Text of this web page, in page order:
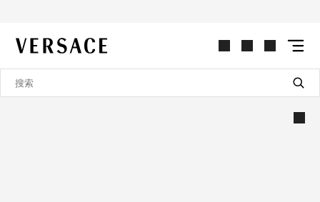
VERSACE | 主页